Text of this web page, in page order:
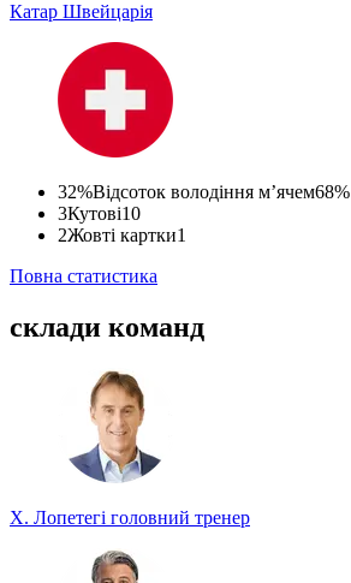
Катар Швейцарія
32%Відсоток володіння м’ячем68%
3Кутові10
2Жовті картки1
Повна статистика
склади команд
Х. Лопетегі головний тренер